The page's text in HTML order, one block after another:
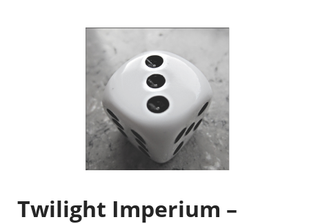
Twilight Imperium –